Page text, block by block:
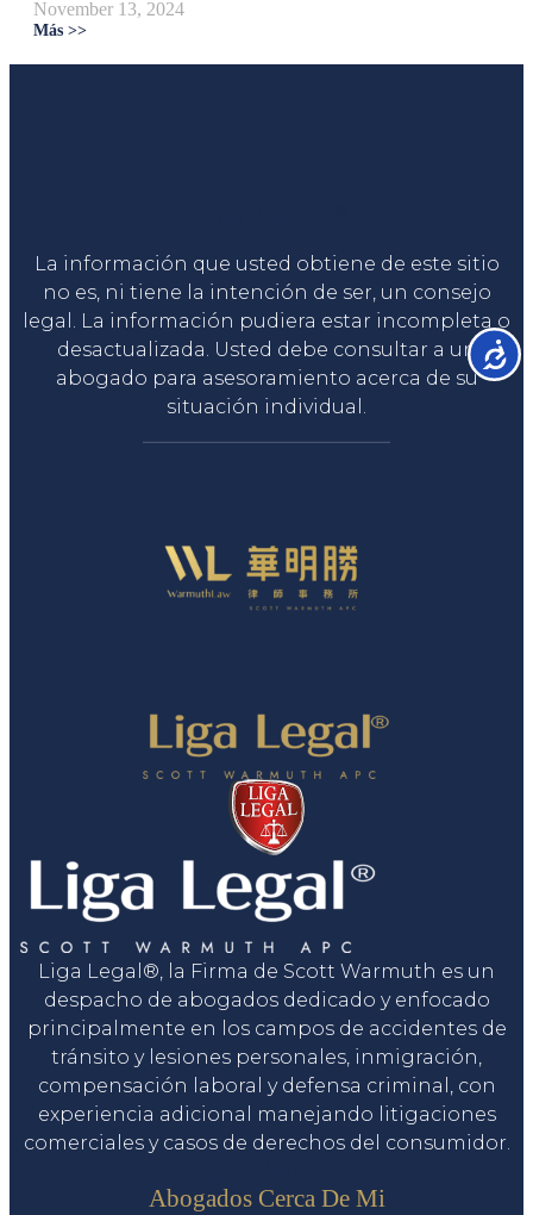
November 13, 2024
Más >>
La información que usted obtiene de este sitio
no es, ni tiene la intención de ser, un consejo
legal. La información pudiera estar incompleta o
desactualizada. Usted debe consultar a un
abogado para asesoramiento acerca de su
situación individual.
Liga Legal®, la Firma de Scott Warmuth es un
despacho de abogados dedicado y enfocado
principalmente en los campos de accidentes de
tránsito y lesiones personales, inmigración,
compensación laboral y defensa criminal, con
experiencia adicional manejando litigaciones
comerciales y casos de derechos del consumidor.
Abogados Cerca De Mi